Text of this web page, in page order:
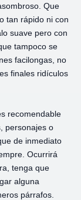
Que
tan rápido ni con
suave pero con
tampoco se
facilongas, no
finales ridículos
recomendable
personajes o
de inmediato
Ocurrirá
tenga que
alguna
párrafos.